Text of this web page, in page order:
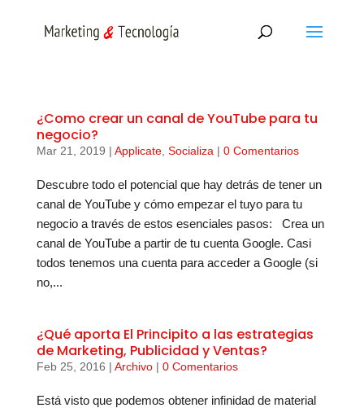
¿Como crear un canal de YouTube para tu
negocio?
Mar 21, 2019 | Applicate, Socializa | 0 Comentarios
Descubre todo el potencial que hay detrás de tener un
canal de YouTube y cómo empezar el tuyo para tu
negocio a través de estos esenciales pasos: Crea un
canal de YouTube a partir de tu cuenta Google. Casi
todos tenemos una cuenta para acceder a Google (si
no,...
¿Qué aporta El Principito a las estrategias
de Marketing, Publicidad y Ventas?
Feb 25, 2016 | Archivo| 0 Comentarios
Está visto que podemos obtener infinidad de material